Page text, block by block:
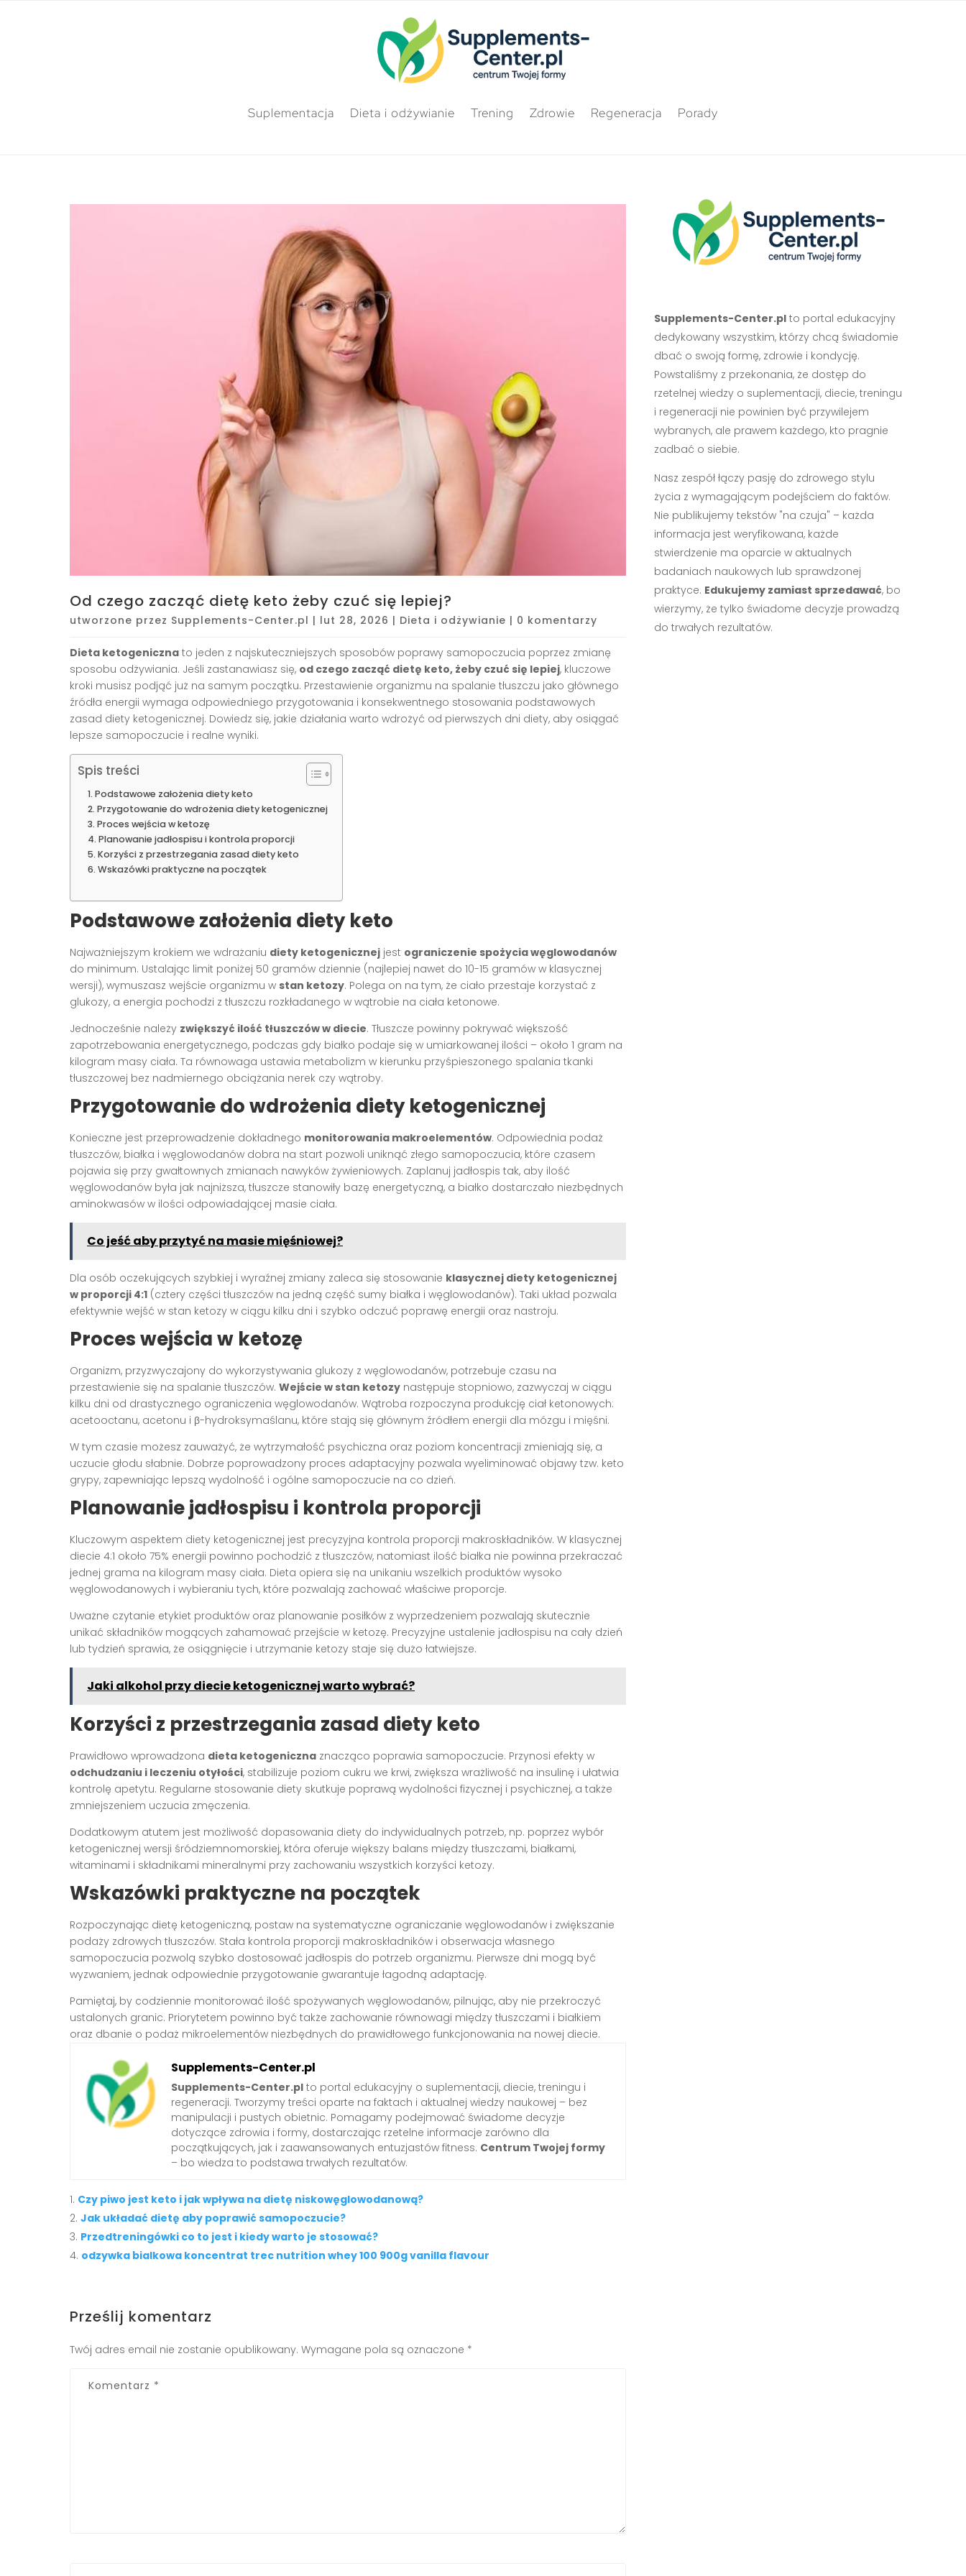
Suplementacja Dieta i odżywianie Trening Zdrowie Regeneracja Porady
Od czego zacząć dietę keto żeby czuć się lepiej?
utworzone przez Supplements-Center.pl | lut 28, 2026 | Dieta i odżywianie | 0 komentarzy
Dieta ketogeniczna to jeden z najskuteczniejszych sposobów poprawy samopoczucia poprzez zmianę
sposobu odżywiania. Jeśli zastanawiasz się, od czego zacząć dietę keto, żeby czuć się lepiej, kluczowe
kroki musisz podjąć już na samym początku. Przestawienie organizmu na spalanie tłuszczu jako głównego
źródła energii wymaga odpowiedniego przygotowania i konsekwentnego stosowania podstawowych
zasad diety ketogenicznej. Dowiedz się, jakie działania warto wdrożyć od pierwszych dni diety, aby osiągać
lepsze samopoczucie i realne wyniki.
Spis treści
Podstawowe założenia diety keto
Przygotowanie do wdrożenia diety ketogenicznej
Proces wejścia w ketozę
Planowanie jadłospisu i kontrola proporcji
Korzyści z przestrzegania zasad diety keto
Wskazówki praktyczne na początek
Podstawowe założenia diety keto
Najważniejszym krokiem we wdrażaniu diety ketogenicznej jest ograniczenie spożycia węglowodanów
do minimum. Ustalając limit poniżej 50 gramów dziennie (najlepiej nawet do 10-15 gramów w klasycznej
wersji), wymuszasz wejście organizmu w stan ketozy. Polega on na tym, że ciało przestaje korzystać z
glukozy, a energia pochodzi z tłuszczu rozkładanego w wątrobie na ciała ketonowe.
Jednocześnie należy zwiększyć ilość tłuszczów w diecie. Tłuszcze powinny pokrywać większość
zapotrzebowania energetycznego, podczas gdy białko podaje się w umiarkowanej ilości – około 1 gram na
kilogram masy ciała. Ta równowaga ustawia metabolizm w kierunku przyśpieszonego spalania tkanki
tłuszczowej bez nadmiernego obciążania nerek czy wątroby.
Przygotowanie do wdrożenia diety ketogenicznej
Konieczne jest przeprowadzenie dokładnego monitorowania makroelementów. Odpowiednia podaż
tłuszczów, białka i węglowodanów dobra na start pozwoli uniknąć złego samopoczucia, które czasem
pojawia się przy gwałtownych zmianach nawyków żywieniowych. Zaplanuj jadłospis tak, aby ilość
węglowodanów była jak najniższa, tłuszcze stanowiły bazę energetyczną, a białko dostarczało niezbędnych
aminokwasów w ilości odpowiadającej masie ciała.
Co jeść aby przytyć na masie mięśniowej?
Dla osób oczekujących szybkiej i wyraźnej zmiany zaleca się stosowanie klasycznej diety ketogenicznej
w proporcji 4:1 (cztery części tłuszczów na jedną część sumy białka i węglowodanów). Taki układ pozwala
efektywnie wejść w stan ketozy w ciągu kilku dni i szybko odczuć poprawę energii oraz nastroju.
Proces wejścia w ketozę
Organizm, przyzwyczajony do wykorzystywania glukozy z węglowodanów, potrzebuje czasu na
przestawienie się na spalanie tłuszczów. Wejście w stan ketozy następuje stopniowo, zazwyczaj w ciągu
kilku dni od drastycznego ograniczenia węglowodanów. Wątroba rozpoczyna produkcję ciał ketonowych:
acetooctanu, acetonu i β-hydroksymaślanu, które stają się głównym źródłem energii dla mózgu i mięśni.
W tym czasie możesz zauważyć, że wytrzymałość psychiczna oraz poziom koncentracji zmieniają się, a
uczucie głodu słabnie. Dobrze poprowadzony proces adaptacyjny pozwala wyeliminować objawy tzw. keto
grypy, zapewniając lepszą wydolność i ogólne samopoczucie na co dzień.
Planowanie jadłospisu i kontrola proporcji
Kluczowym aspektem diety ketogenicznej jest precyzyjna kontrola proporcji makroskładników. W klasycznej
diecie 4:1 około 75% energii powinno pochodzić z tłuszczów, natomiast ilość białka nie powinna przekraczać
jednej grama na kilogram masy ciała. Dieta opiera się na unikaniu wszelkich produktów wysoko
węglowodanowych i wybieraniu tych, które pozwalają zachować właściwe proporcje.
Uważne czytanie etykiet produktów oraz planowanie posiłków z wyprzedzeniem pozwalają skutecznie
unikać składników mogących zahamować przejście w ketozę. Precyzyjne ustalenie jadłospisu na cały dzień
lub tydzień sprawia, że osiągnięcie i utrzymanie ketozy staje się dużo łatwiejsze.
Jaki alkohol przy diecie ketogenicznej warto wybrać?
Korzyści z przestrzegania zasad diety keto
Prawidłowo wprowadzona dieta ketogeniczna znacząco poprawia samopoczucie. Przynosi efekty w
odchudzaniu i leczeniu otyłości, stabilizuje poziom cukru we krwi, zwiększa wrażliwość na insulinę i ułatwia
kontrolę apetytu. Regularne stosowanie diety skutkuje poprawą wydolności fizycznej i psychicznej, a także
zmniejszeniem uczucia zmęczenia.
Dodatkowym atutem jest możliwość dopasowania diety do indywidualnych potrzeb, np. poprzez wybór
ketogenicznej wersji śródziemnomorskiej, która oferuje większy balans między tłuszczami, białkami,
witaminami i składnikami mineralnymi przy zachowaniu wszystkich korzyści ketozy.
Wskazówki praktyczne na początek
Rozpoczynając dietę ketogeniczną, postaw na systematyczne ograniczanie węglowodanów i zwiększanie
podaży zdrowych tłuszczów. Stała kontrola proporcji makroskładników i obserwacja własnego
samopoczucia pozwolą szybko dostosować jadłospis do potrzeb organizmu. Pierwsze dni mogą być
wyzwaniem, jednak odpowiednie przygotowanie gwarantuje łagodną adaptację.
Pamiętaj, by codziennie monitorować ilość spożywanych węglowodanów, pilnując, aby nie przekroczyć
ustalonych granic. Priorytetem powinno być także zachowanie równowagi między tłuszczami i białkiem
oraz dbanie o podaż mikroelementów niezbędnych do prawidłowego funkcjonowania na nowej diecie.
Supplements-Center.pl
Supplements-Center.pl to portal edukacyjny o suplementacji, diecie, treningu i
regeneracji. Tworzymy treści oparte na faktach i aktualnej wiedzy naukowej – bez
manipulacji i pustych obietnic. Pomagamy podejmować świadome decyzje
dotyczące zdrowia i formy, dostarczając rzetelne informacje zarówno dla
początkujących, jak i zaawansowanych entuzjastów fitness. Centrum Twojej formy
– bo wiedza to podstawa trwałych rezultatów.
Czy piwo jest keto i jak wpływa na dietę niskowęglowodanową?
Jak układać dietę aby poprawić samopoczucie?
Przedtreningówki co to jest i kiedy warto je stosować?
odzywka bialkowa koncentrat trec nutrition whey 100 900g vanilla flavour
Prześlij komentarz
Twój adres email nie zostanie opublikowany. Wymagane pola są oznaczone *
Supplements-Center.plto portal edukacyjny
dedykowany wszystkim, którzy chcą świadomie
dbać o swoją formę, zdrowie i kondycję.
Powstaliśmy z przekonania, że dostęp do
rzetelnej wiedzy o suplementacji, diecie, treningu
i regeneracji nie powinien być przywilejem
wybranych, ale prawem każdego, kto pragnie
zadbać o siebie.
Nasz zespół łączy pasję do zdrowego stylu
życia z wymagającym podejściem do faktów.
Nie publikujemy tekstów "na czuja" – każda
informacja jest weryfikowana, każde
stwierdzenie ma oparcie w aktualnych
badaniach naukowych lub sprawdzonej
praktyce. Edukujemy zamiast sprzedawać, bo
wierzymy, że tylko świadome decyzje prowadzą
do trwałych rezultatów.